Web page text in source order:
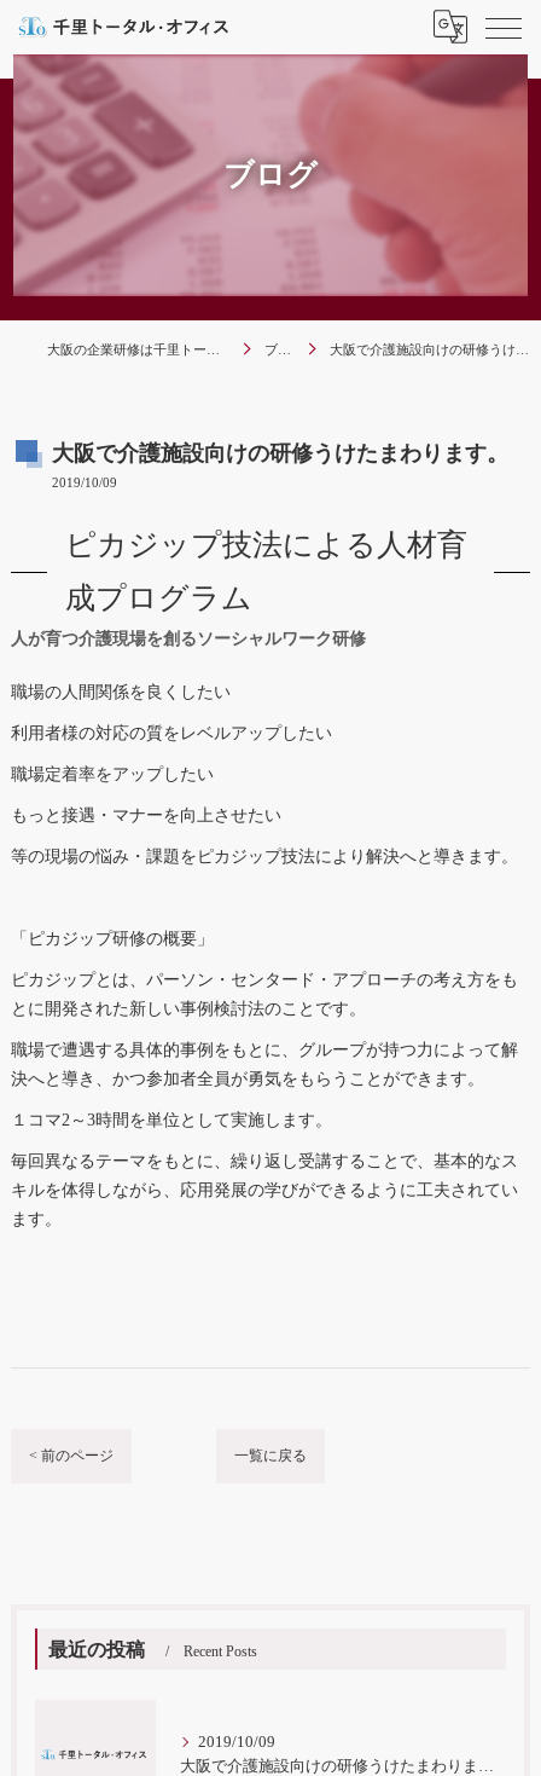
ブログ
ブログ 大阪で介護施設向けの研修うけたまわります。
大阪で介護施設向けの研修うけたまわります。
2019/10/09
人が育つ介護現場を創るソーシャルワーク研修
ピカジップ技法による人材育
成プログラム
職場の人間関係を良くしたい
利用者様の対応の質をレベルアップしたい
職場定着率をアップしたい
もっと接遇・マナーを向上させたい
等の現場の悩み・課題をピカジップ技法により解決へと導きます。
「ピカジップ研修の概要」
ピカジップとは、パーソン・センタード・アプローチの考え方をも
とに開発された新しい事例検討法のことです。
職場で遭遇する具体的事例をもとに、グループが持つ力によって解
決へと導き、かつ参加者全員が勇気をもらうことができます。
１コマ2～3時間を単位として実施します。
毎回異なるテーマをもとに、繰り返し受講することで、基本的なス
キルを体得しながら、応用発展の学びができるように工夫されてい
ます。
< 前のページ 一覧に戻る
最近の投稿 Recent Posts
2019/10/09
大阪で介護施設向けの研修うけたまわります。